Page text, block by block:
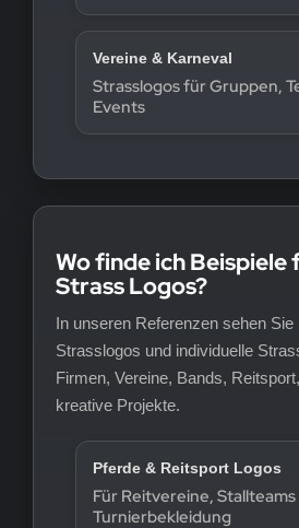
Vereine & Karneval
Strasslogos für Gruppen,
Events
Wo finde ich
Strass Logos?
In unseren Referenzen sehen
Strasslogos und individuelle
Firmen, Vereine, Bands,
kreative Projekte.
Pferde & Reitsport Logos
Für Reitvereine,
Turnierbekleidung